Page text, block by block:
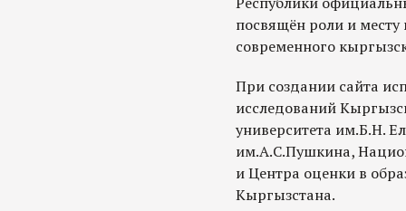
посвящён роли и
современного
При создании сайта
исследований
университета им.Б.Н.
им.А.С.Пушкина,
и Центра оценки в
Кыргызстана.